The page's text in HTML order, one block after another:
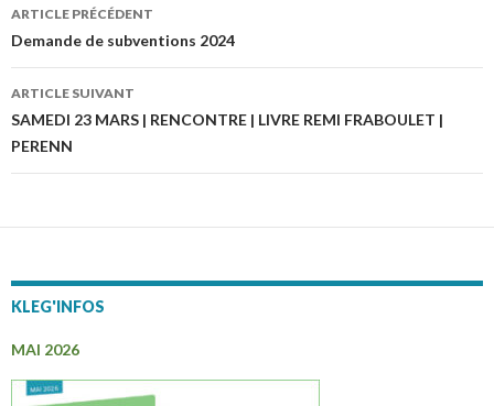
Navigation
des
articles
ARTICLE PRÉCÉDENT
Demande de subventions 2024
ARTICLE SUIVANT
SAMEDI 23 MARS | RENCONTRE | LIVRE REMI FRABOULET |
PERENN
KLEG'INFOS
MAI 2026